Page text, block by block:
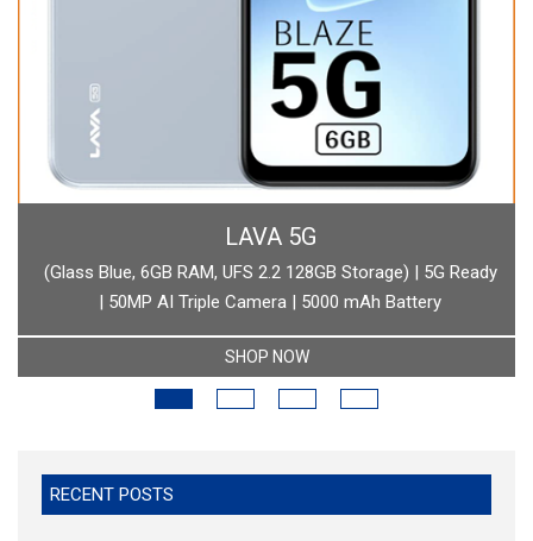
| 5G Ready
boAt Newly Launched Wave Call Plus with
RECENT POSTS